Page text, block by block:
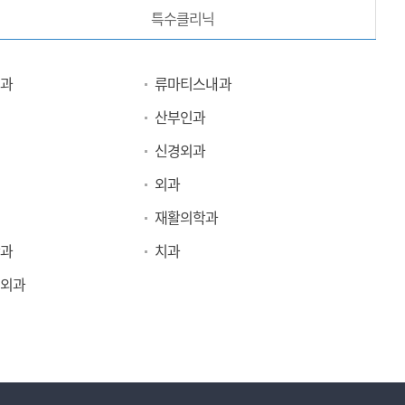
특수클리닉
류마티스내과
산부인과
신경외과
외과
재활의학과
치과
과